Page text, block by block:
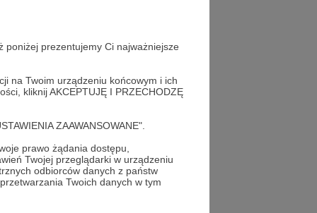
poniżej prezentujemy Ci najważniejsze
na Twoim urządzeniu końcowym i ich
kliknij AKCEPTUJĘ I PRZECHODZĘ
ZAAWANSOWANE".
prawo żądania dostępu,
Twojej przeglądarki w urządzeniu
odbiorców danych z państw
Twoich danych w tym
profil autora